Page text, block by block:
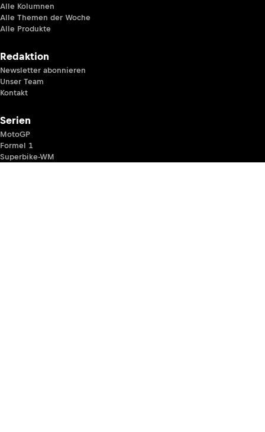
Alle Kolumnen
Alle Themen der Woche
Alle Produkte
Redaktion
Newsletter abonnieren
Unser Team
Kontakt
Serien
MotoGP
Formel 1
Superbike-WM